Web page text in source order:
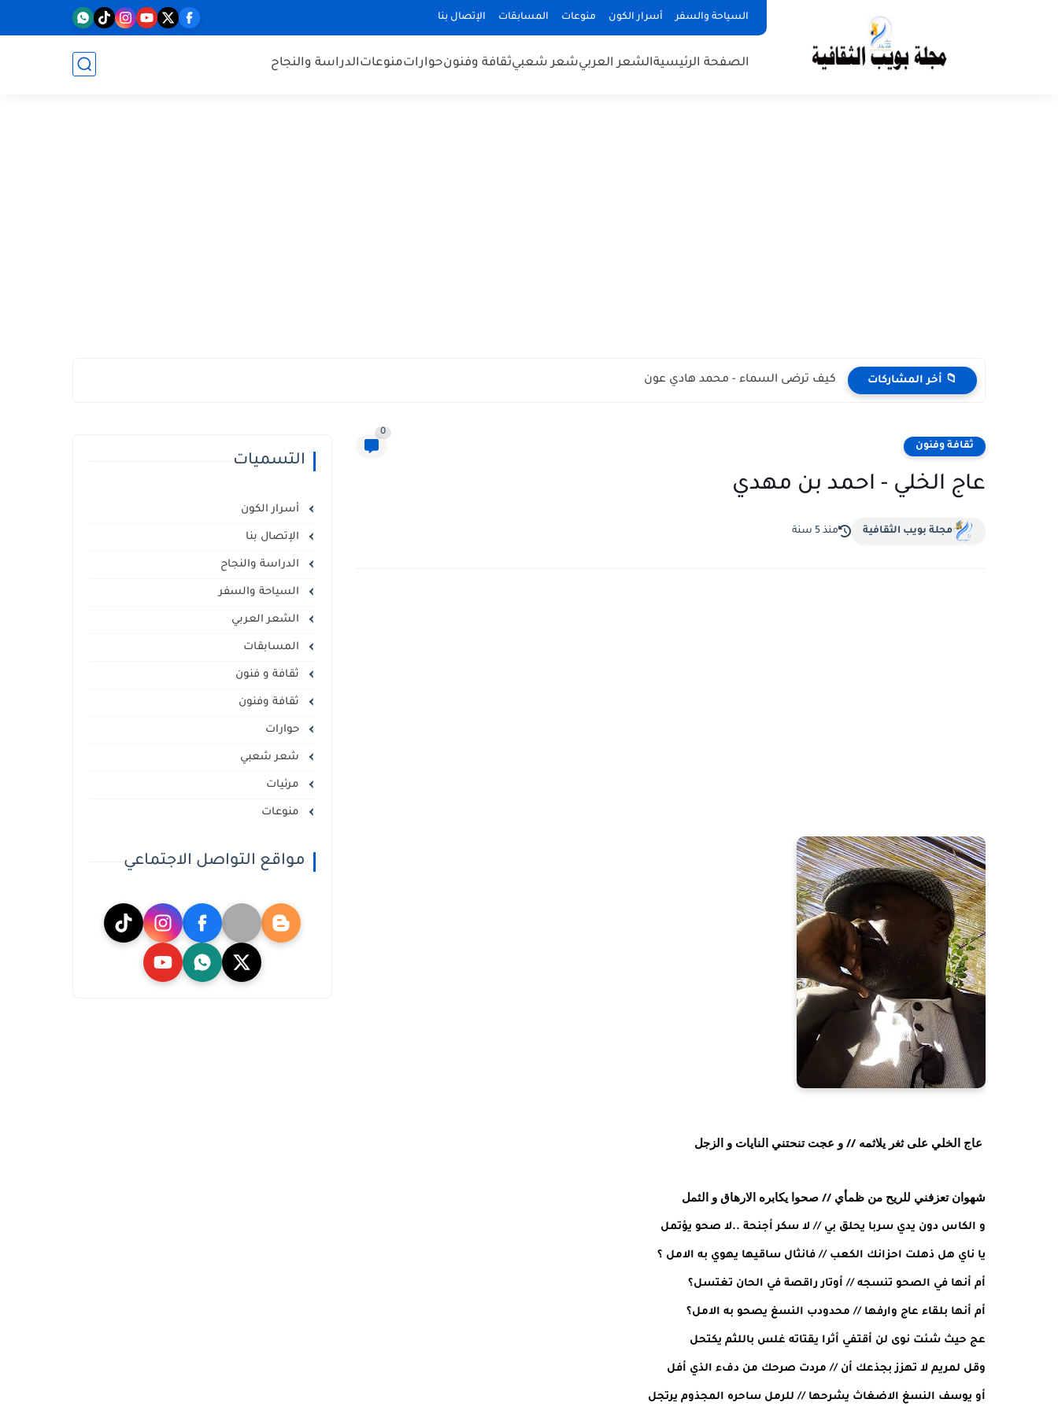
السياحة والسفر أسرار الكون منوعات المسابقات الإتصال بنا
الصفحة الرئيسيةالشعر العربيشعر شعبيثقافة وفنونحواراتمنوعاتالدراسة والنجاح
📁 أخر المشاركات كيف ترضى السماء - محمد هادي عون
ثقافة وفنون
0
عاج الخلي - احمد بن مهدي
مجلة بويب الثقافية منذ 5 سنة
عاج الخلي على ثغر يلاثمه // و عجت تنحتني النايات و الزجل
شهوان تعزفني للريح من ظمأي // صحوا يكابره الارهاق و الثمل
و الكاس دون يدي سربا يحلق بي // لا سكر أجنحة ..لا صحو يؤتمل
يا ناي هل ذهلت احزانك الكعب // فانثال ساقيها يهوي به الامل ؟
أم أنها في الصحو تنسجه // أوتار راقصة في الحان تغتسل؟
أم أنها بلقاء عاج وارفها // محدودب النسغ يصحو به الامل؟
عج حيث شئت نوى لن أقتفي أثرا يقتاته غلس باللثم يكتحل
وقل لمريم لا تهزز بجذعك أن // مردت صرحك من دفء الذي أفل
أو يوسف النسغ الاضغاث يشرحها // للرمل ساحره المجذوم يرتجل
التسميات
أسرار الكون
الإتصال بنا
الدراسة والنجاح
السياحة والسفر
الشعر العربي
المسابقات
ثقافة و فنون
ثقافة وفنون
حوارات
شعر شعبي
مرئيات
منوعات
مواقع التواصل الاجتماعي